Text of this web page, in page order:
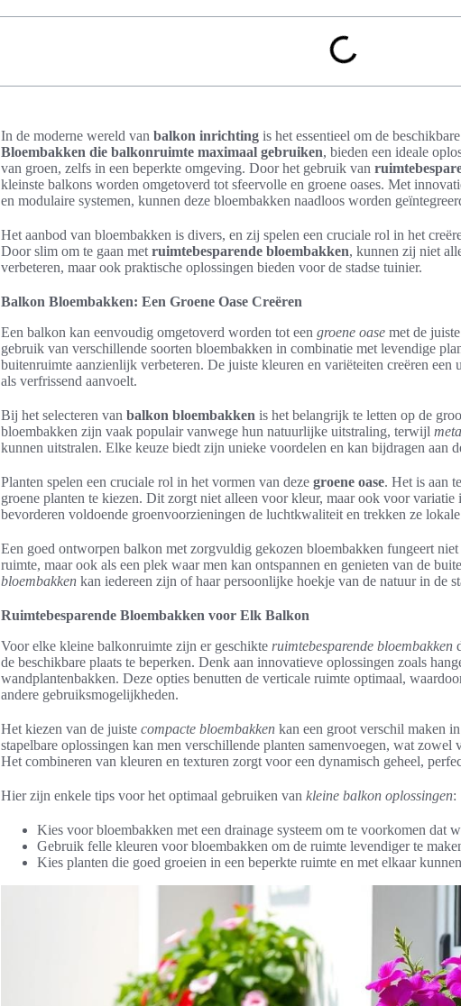
In de moderne wereld van balkon inrichting is het essentieel om de
Bloembakken die balkonruimte maximaal gebruiken, bieden een ideale
van groen, zelfs in een beperkte omgeving. Door het gebruik van
kleinste balkons worden omgetoverd tot sfeervolle en groene oases. Met
en modulaire systemen, kunnen deze bloembakken naadloos worden
Het aanbod van bloembakken is divers, en zij spelen een cruciale rol in het
Door slim om te gaan met ruimtebesparende bloembakken, kunnen zij niet
verbeteren, maar ook praktische oplossingen bieden voor de stadse tuinier.
Balkon Bloembakken: Een Groene Oase Creëren
Een balkon kan eenvoudig omgetoverd worden tot een groene oase met de
gebruik van verschillende soorten bloembakken in combinatie met levendige
buitenruimte aanzienlijk verbeteren. De juiste kleuren en variëteiten creëren een
als verfrissend aanvoelt.
Bij het selecteren van balkon bloembakken is het belangrijk te letten op de
bloembakken zijn vaak populair vanwege hun natuurlijke uitstraling, terwijl
kunnen uitstralen. Elke keuze biedt zijn unieke voordelen en kan bijdragen aan
Planten spelen een cruciale rol in het vormen van deze groene oase. Het is aan
groene planten te kiezen. Dit zorgt niet alleen voor kleur, maar ook voor
bevorderen voldoende groenvoorzieningen de luchtkwaliteit en trekken ze lokale
Een goed ontworpen balkon met zorgvuldig gekozen bloembakken fungeert
ruimte, maar ook als een plek waar men kan ontspannen en genieten van de
bloembakken kan iedereen zijn of haar persoonlijke hoekje van de natuur in de
Ruimtebesparende Bloembakken voor Elk Balkon
Voor elke kleine balkonruimte zijn er geschikte ruimtebesparende bloembakken
de beschikbare plaats te beperken. Denk aan innovatieve oplossingen zoals
wandplantenbakken. Deze opties benutten de verticale ruimte optimaal,
andere gebruiksmogelijkheden.
Het kiezen van de juiste compacte bloembakken kan een groot verschil maken
stapelbare oplossingen kan men verschillende planten samenvoegen, wat
Het combineren van kleuren en texturen zorgt voor een dynamisch geheel,
Hier zijn enkele tips voor het optimaal gebruiken van kleine balkon oplossingen:
Kies voor bloembakken met een drainage systeem om te voorkomen dat
Gebruik felle kleuren voor bloembakken om de ruimte levendiger te
Kies planten die goed groeien in een beperkte ruimte en met elkaar